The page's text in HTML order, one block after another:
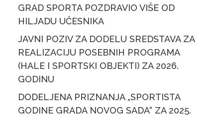
GRAD SPORTA POZDRAVIO VIŠE OD
HILJADU UČESNIKA
JAVNI POZIV ZA DODELU SREDSTAVA ZA
REALIZACIJU POSEBNIH PROGRAMA
(HALE I SPORTSKI OBJEKTI) ZA 2026.
GODINU
DODELJENA PRIZNANJA „SPORTISTA
GODINE GRADA NOVOG SADA“ ZA 2025.